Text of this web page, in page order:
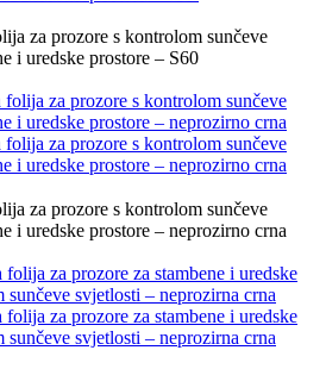
za prozore s kontrolom sunčeve
i uredske prostore – S60
za prozore s kontrolom sunčeve
i uredske prostore – neprozirno crna